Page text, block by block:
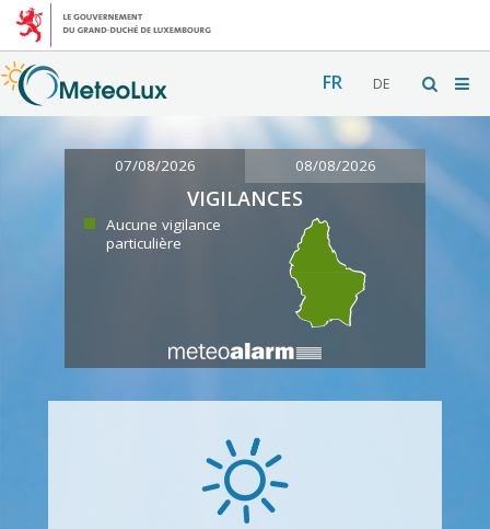
FR DE
07/08/2026 08/08/2026
VIGILANCES
Aucune vigilance
particulière